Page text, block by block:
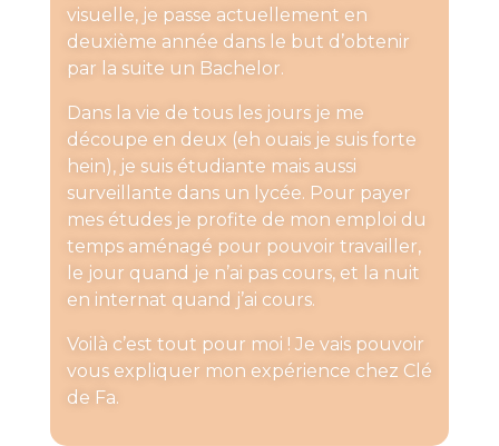
visuelle, je passe actuellement en
deuxième année dans le but d’obtenir
par la suite un Bachelor.
Dans la vie de tous les jours je me
découpe en deux (eh ouais je suis forte
hein), je suis étudiante mais aussi
surveillante dans un lycée. Pour payer
mes études je profite de mon emploi du
temps aménagé pour pouvoir travailler,
le jour quand je n’ai pas cours, et la nuit
en internat quand j’ai cours.
Voilà c’est tout pour moi ! Je vais pouvoir
vous expliquer mon expérience chez Clé
de Fa.